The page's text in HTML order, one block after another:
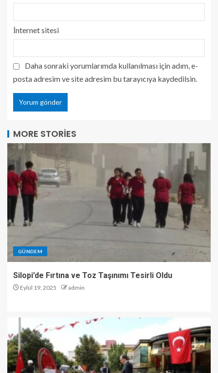
İnternet sitesi
Daha sonraki yorumlarımda kullanılması için adım, e-
posta adresim ve site adresim bu tarayıcıya kaydedilsin.
MORE STORIES
GÜNDEM
Silopi’de Fırtına ve Toz Taşınımı Tesirli Oldu
Eylül 19, 2025 admin